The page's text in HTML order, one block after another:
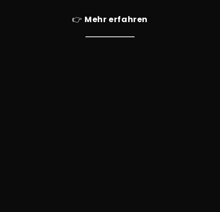
👉 Mehr erfahren